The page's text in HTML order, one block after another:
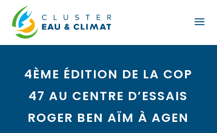
4ÈME ÉDITION DE LA COP
47 AU CENTRE D’ESSAIS
ROGER BEN AÏM À AGEN